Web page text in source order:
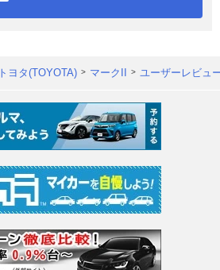
トヨタ(TOYOTA) マークII ユーザーレビュ